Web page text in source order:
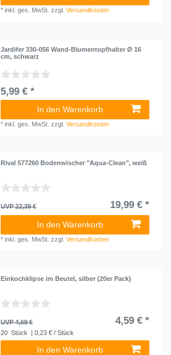
*inkl. ges. MwSt. zzgl.Versandkosten
Jardifer 330-056 Wand-Blumentopfhalter Ø 16
cm, schwarz
5,99 € *
In den Warenkorb
*inkl. ges. MwSt. zzgl.Versandkosten
Rival 577260 Bodenwischer "Aqua-Clean", weiß
UVP 22,39 € 19,99 € *
In den Warenkorb
*inkl. ges. MwSt. zzgl.Versandkosten
Einkochklipse im Beutel, silber (20er Pack)
UVP 4,69 € 4,59 € *
20 Stück | 0,23 € / Stück
In den Warenkorb